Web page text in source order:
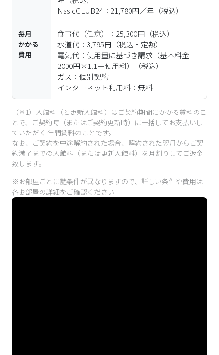
NasicCLUB24：21,780円／年（税込）
毎月
かかる
費用
食事代（任意）：25,300円（税込）
水道代：3,795円（税込・定額）
電気代：使用量に基づき請求（基本料金
2000円×1.1＋使用料）（税込）
ガス：個別契約
インターネット利用料：無料
（※1）入館料（と更新入館料）はご契約期間にかかる賃料のこ
とで、ご契約時（またはご契約更新時）に一括してお支払いし
ていただく 年間賃料のことです。
なお、ご契約を中途解約された場合、解約された翌月からご契
約満了までの入館料（または更新入館料）を月割りしてご返金
致します。
※お部屋ごとに諸条件が異なりますので、詳しい条件や費用は
各お部屋の詳細をご確認ください